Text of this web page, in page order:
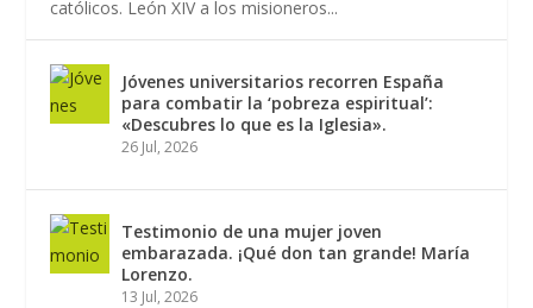
católicos. León XIV a los misioneros...
Jóvenes universitarios recorren España
para combatir la ‘pobreza espiritual’:
«Descubres lo que es la Iglesia».
26 Jul, 2026
Testimonio de una mujer joven
embarazada. ¡Qué don tan grande! María
Lorenzo.
13 Jul, 2026